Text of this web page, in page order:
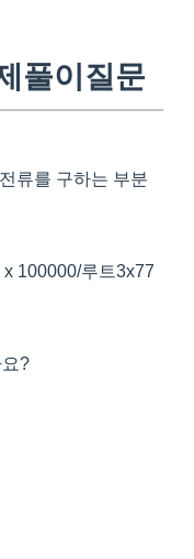
풀이질문
류를 구하는 부분
100000/루트3x77
?